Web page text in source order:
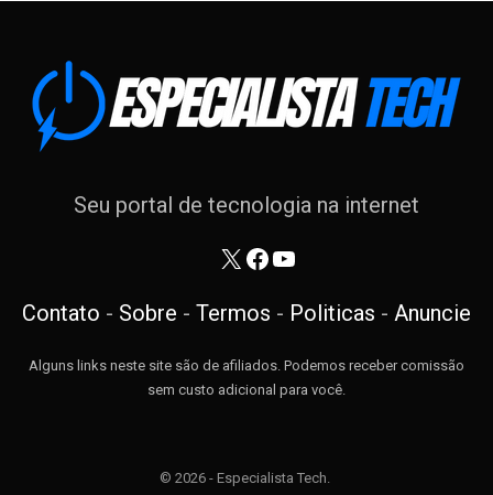
Seu portal de tecnologia na internet
X Facebook
Youtube
Contato - Sobre - Termos - Politicas - Anuncie
Alguns links neste site são de afiliados. Podemos receber comissão
sem custo adicional para você.
© 2026 - Especialista Tech.